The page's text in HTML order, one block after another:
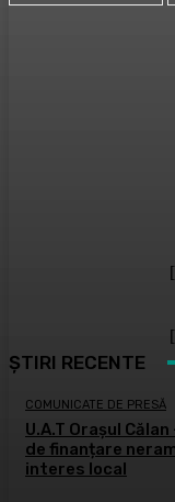
ȘTIRI RECENTE
COMUNICATE DE PRESĂ
U.A.T Orașul
de finanțare
interes local